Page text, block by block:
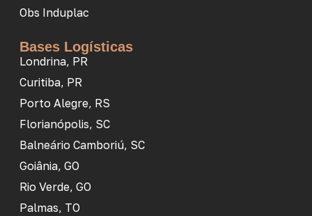
Obs Induplac
Bases Logísticas
Londrina, PR
Curitiba, PR
Porto Alegre, RS
Florianópolis, SC
Balneário Camboriú, SC
Goiânia, GO
Rio Verde, GO
Palmas, TO